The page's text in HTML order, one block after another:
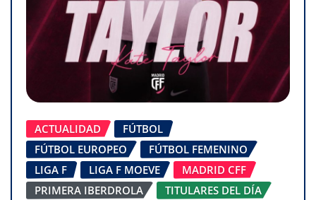
ACTUALIDAD
FÚTBOL
FÚTBOL EUROPEO
FÚTBOL FEMENINO
LIGA F
LIGA F MOEVE
MADRID CFF
PRIMERA IBERDROLA
TITULARES DEL DÍA